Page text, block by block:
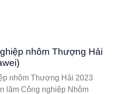
nhôm Thượng Hải
nhôm Thượng Hải 2023
lãm Công nghiệp Nhôm